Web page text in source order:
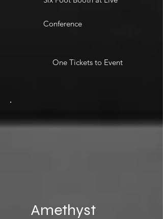
Conference
One Tickets to Event
Amethyst